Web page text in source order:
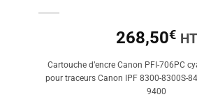
268,50€ HT
Cartouche d’encre Canon PFI-706PC
pour traceurs Canon IPF 8300-8300S-
9400